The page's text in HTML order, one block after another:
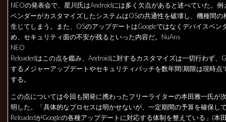
NEOの発表会で、星川氏はAndroidには多く欠点があると述べていた。例
ベンダーがカスタマイズしたシステムはOSの共通性を破壊し、機種間の
生じてしまう。また、OSのアップデートはGoogleではなくデバイスベン
め、セキュリティ面の不安が残るといった内容だ。NuAns
NEO
Reloadedはこの点を鑑み、Androidに対するカスタマイズは一切行わず、
するメジャーアップデートやセキュリティパッチを数年間(期限は現時点
する。
この点については今回も開発に携わったフリーライターの本田雅一氏が
明した。「具体的なプロセスは明かせないが、一定期間の予算を確保し
ReloadedがGoogleの各種アップデートに対応する体制を整えている」(本